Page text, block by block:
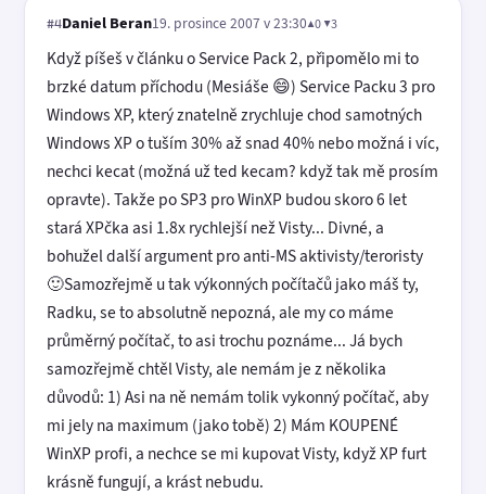
#4Daniel Beran19. prosince 2007 v 23:30▲0 ▼3
Když píšeš v článku o Service Pack 2, připomělo mi to
brzké datum příchodu (Mesiáše 😄) Service Packu 3 pro
Windows XP, který znatelně zrychluje chod samotných
Windows XP o tuším 30% až snad 40% nebo možná i víc,
nechci kecat (možná už ted kecam? když tak mě prosím
opravte). Takže po SP3 pro WinXP budou skoro 6 let
stará XPčka asi 1.8x rychlejší než Visty... Divné, a
bohužel další argument pro anti-MS aktivisty/teroristy
🙂Samozřejmě u tak výkonných počítačů jako máš ty,
Radku, se to absolutně nepozná, ale my co máme
průměrný počítač, to asi trochu poznáme... Já bych
samozřejmě chtěl Visty, ale nemám je z několika
důvodů: 1) Asi na ně nemám tolik vykonný počítač, aby
mi jely na maximum (jako tobě) 2) Mám KOUPENÉ
WinXP profi, a nechce se mi kupovat Visty, když XP furt
krásně fungují, a krást nebudu.